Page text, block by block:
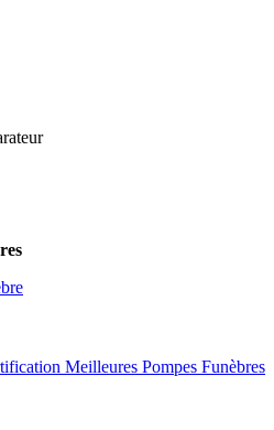
Meilleures Pompes Funèbres